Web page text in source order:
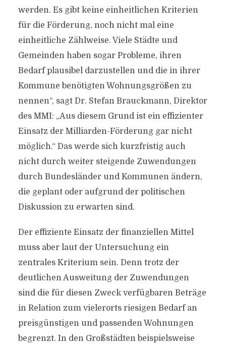
werden. Es gibt keine einheitlichen Kriterien
für die Förderung, noch nicht mal eine
einheitliche Zählweise. Viele Städte und
Gemeinden haben sogar Probleme, ihren
Bedarf plausibel darzustellen und die in ihrer
Kommune benötigten Wohnungsgrößen zu
nennen“, sagt Dr. Stefan Brauckmann, Direktor
des MMI: „Aus diesem Grund ist ein effizienter
Einsatz der Milliarden-Förderung gar nicht
möglich.“ Das werde sich kurzfristig auch
nicht durch weiter steigende Zuwendungen
durch Bundesländer und Kommunen ändern,
die geplant oder aufgrund der politischen
Diskussion zu erwarten sind.
Der effiziente Einsatz der finanziellen Mittel
muss aber laut der Untersuchung ein
zentrales Kriterium sein. Denn trotz der
deutlichen Ausweitung der Zuwendungen
sind die für diesen Zweck verfügbaren Beträge
in Relation zum vielerorts riesigen Bedarf an
preisgünstigen und passenden Wohnungen
begrenzt. In den Großstädten beispielsweise